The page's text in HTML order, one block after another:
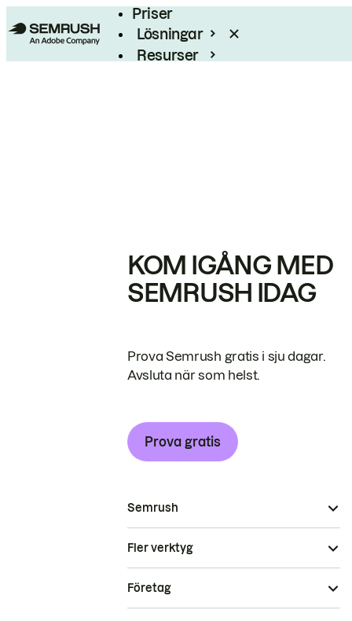
Priser
Lösningar
Resurser
KOM IGÅNG MED
SEMRUSH IDAG
Prova Semrush gratis i sju dagar.
Avsluta när som helst.
Prova gratis
Semrush
Fler verktyg
Företag